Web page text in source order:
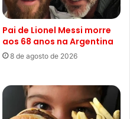
Pai de Lionel Messi morre
aos 68 anos na Argentina
8 de agosto de 2026